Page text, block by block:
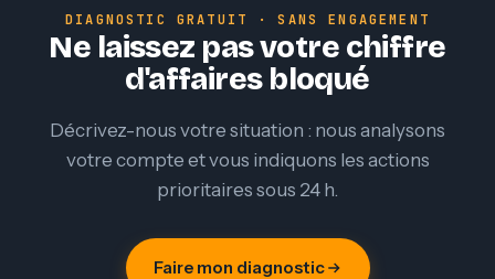
DIAGNOSTIC GRATUIT · SANS ENGAGEMENT
Ne laissez pas votre chiffre
d'affaires bloqué
Décrivez-nous votre situation : nous analysons
votre compte et vous indiquons les actions
prioritaires sous 24 h.
Faire mon diagnostic